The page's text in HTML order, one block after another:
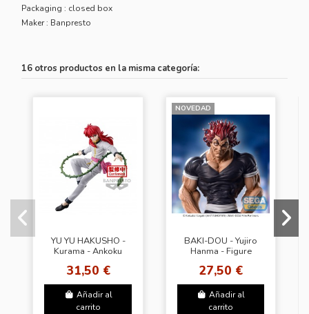
Packaging : closed box
Maker : Banpresto
16 otros productos en la misma categoría:
YU YU HAKUSHO -
Kurama - Ankoku
31,50 €
Añadir al
carrito
NOVEDAD
BAKI-DOU - Yujiro
Hanma - Figure
27,50 €
Añadir al
carrito